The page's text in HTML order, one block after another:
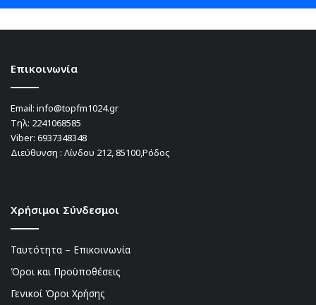
Επικοινωνία
Email: info@topfm1024.gr
Τηλ: 2241068585
Viber: 6937348348
Διεύθυνση : Λίνδου 212, 85100,Ρόδος
Χρήσιμοι Σύνδεσμοι
Ταυτότητα – Επικοινωνία
Όροι και Προϋποθέσεις
Γενικοί Όροι Χρήσης